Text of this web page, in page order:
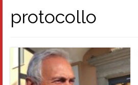
protocollo